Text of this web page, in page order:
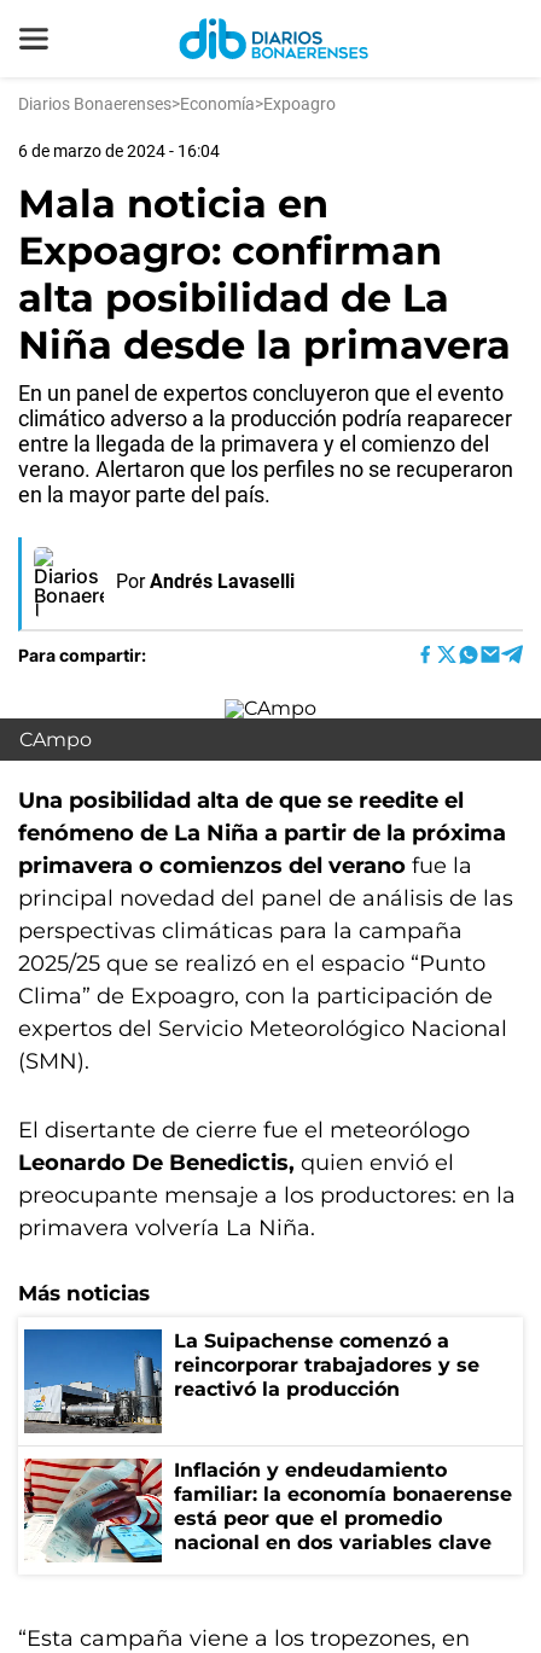
Diarios Bonaerenses>Economía>Expoagro
6 de marzo de 2024 - 16:04
Mala noticia en
Expoagro: confirman
alta posibilidad de La
Niña desde la primavera
En un panel de expertos concluyeron que el evento
climático adverso a la producción podría reaparecer
entre la llegada de la primavera y el comienzo del
verano. Alertaron que los perfiles no se recuperaron
en la mayor parte del país.
Por Andrés Lavaselli
Para compartir:
CAmpo
Una posibilidad alta de que se reedite el
fenómeno de La Niña a partir de la próxima
primavera o comienzos del verano fue la
principal novedad del panel de análisis de las
perspectivas climáticas para la campaña
2025/25 que se realizó en el espacio “Punto
Clima” de Expoagro, con la participación de
expertos del Servicio Meteorológico Nacional
(SMN).
El disertante de cierre fue el meteorólogo
Leonardo De Benedictis, quien envió el
preocupante mensaje a los productores: en la
primavera volvería La Niña.
Más noticias
La Suipachense comenzó a
reincorporar trabajadores y se
reactivó la producción
Inflación y endeudamiento
familiar: la economía bonaerense
está peor que el promedio
nacional en dos variables clave
“Esta campaña viene a los tropezones, en